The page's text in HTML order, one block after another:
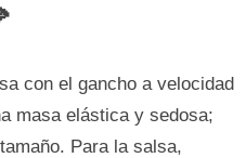
con el gancho a velocidad
masa elástica y sedosa;
Para la salsa,